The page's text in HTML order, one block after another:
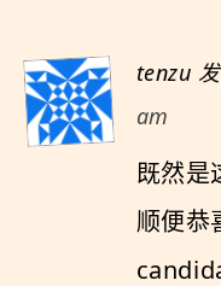
tenzu
am
既然是
顺便恭